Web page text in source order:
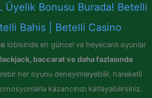
Üyelik Bonusu Burada! Betelli
Bahis | Betelli Casino
lobisinde en güncel ve heyecanlı oyunlar
baccarat ve daha fazlasında
her oyunu deneyimleyebilir, hareketli
kazancınızı katlayabilirsiniz.